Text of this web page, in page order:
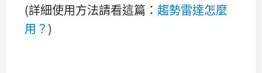
(詳細使用方法請看這篇： 趨勢雷達怎麼
用？ )